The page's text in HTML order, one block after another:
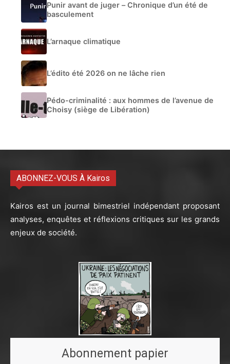
Punir avant de juger – Chronique d’un été de
basculement
L’arnaque climatique
L’édito été 2026 on ne lâche rien
Pédo-criminalité : aux hommes de l’avenue de
Choisy (siège de Libération)
ABONNEZ-VOUS À Kairos
Kairos est un journal bimestriel indépendant proposant
analyses, enquêtes et réflexions critiques sur les grands
enjeux de société.
Abonnement papier